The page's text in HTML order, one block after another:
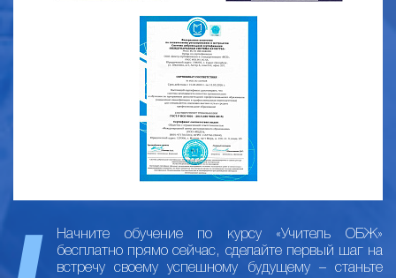
Начните обучение по курсу «Учитель ОБЖ»
бесплатно прямо сейчас, сделайте первый шаг на
встречу своему успешному будущему – станьте